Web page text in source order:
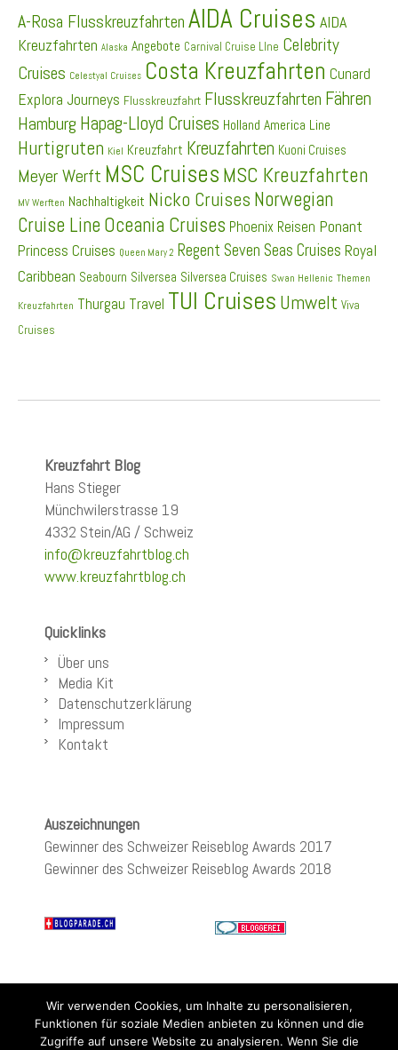
A-Rosa Flusskreuzfahrten AIDA Cruises AIDA
Kreuzfahrten Alaska Angebote Carnival Cruise LIne Celebrity
Cruises Celestyal Cruises Costa Kreuzfahrten Cunard
Explora Journeys Flusskreuzfahrt Flusskreuzfahrten Fähren
Hamburg Hapag-Lloyd Cruises Holland America Line
Hurtigruten Kiel Kreuzfahrt Kreuzfahrten Kuoni Cruises
Meyer Werft MSC Cruises MSC Kreuzfahrten
MV Werften Nachhaltigkeit Nicko Cruises Norwegian
Cruise Line Oceania Cruises Phoenix Reisen Ponant
Princess Cruises Queen Mary 2 Regent Seven Seas Cruises Royal
Caribbean Seabourn Silversea Silversea Cruises Swan Hellenic Themen
Kreuzfahrten Thurgau Travel TUI Cruises Umwelt Viva
Cruises
Kreuzfahrt Blog
Hans Stieger
Münchwilerstrasse 19
4332 Stein/AG / Schweiz
info@kreuzfahrtblog.ch
www.kreuzfahrtblog.ch
Quicklinks
Über uns
Media Kit
Datenschutzerklärung
Impressum
Kontakt
Auszeichnungen
Gewinner des Schweizer Reiseblog Awards 2017
Gewinner des Schweizer Reiseblog Awards 2018
Wir verwenden Cookies, um Inhalte zu personalisieren,
Funktionen für soziale Medien anbieten zu können und die
Zugriffe auf unsere Website zu analysieren. Wenn Sie die